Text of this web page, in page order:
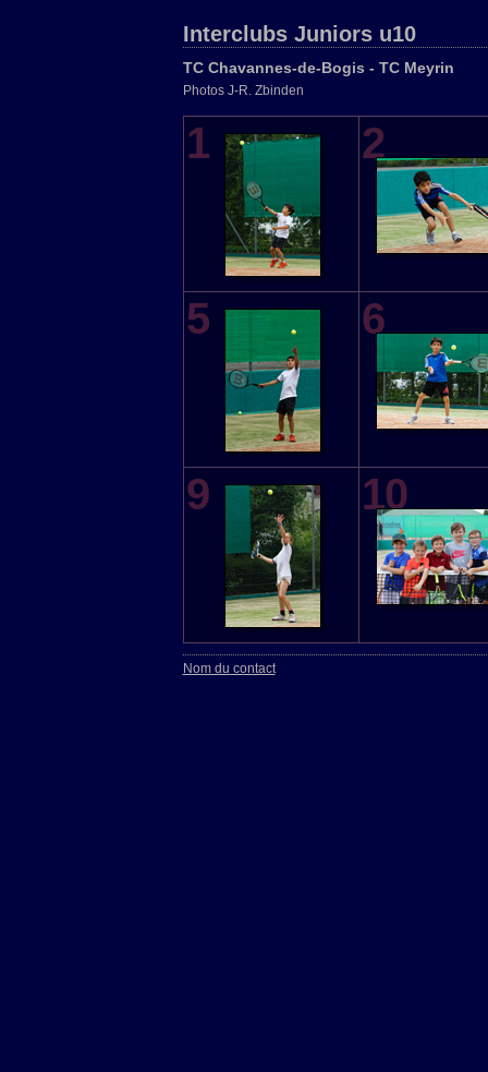
Interclubs Juniors u10
TC Chavannes-de-Bogis - TC Meyrin
Photos J-R. Zbinden
1 2
5 6
9 10
Nom du contact